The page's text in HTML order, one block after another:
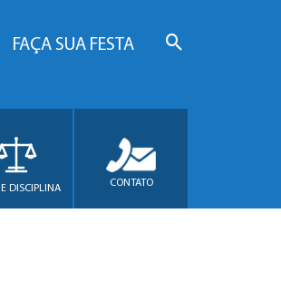
FAÇA SUA FESTA
E DISCIPLINA CONTATO